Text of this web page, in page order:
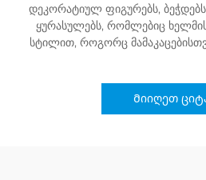
დეკორატიულ ფიგურებს,
ყურასულებს, რომლებიც
სტილით, როგორც
Მიიღეთ